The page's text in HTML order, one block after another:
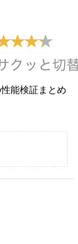
能検証まとめ